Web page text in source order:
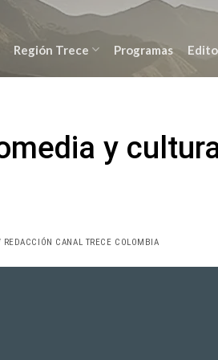
Región Trece Programas
y
REDACCIÓN CANAL TRECE COLOMBIA